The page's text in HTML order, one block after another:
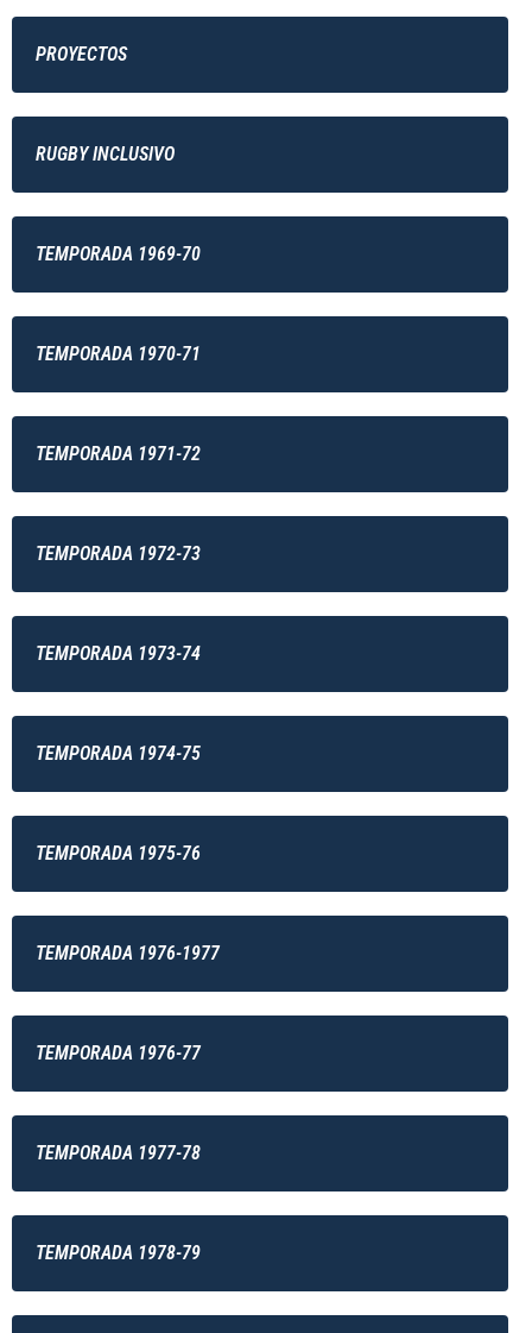
PROYECTOS
RUGBY INCLUSIVO
TEMPORADA 1969-70
TEMPORADA 1970-71
TEMPORADA 1971-72
TEMPORADA 1972-73
TEMPORADA 1973-74
TEMPORADA 1974-75
TEMPORADA 1975-76
TEMPORADA 1976-1977
TEMPORADA 1976-77
TEMPORADA 1977-78
TEMPORADA 1978-79